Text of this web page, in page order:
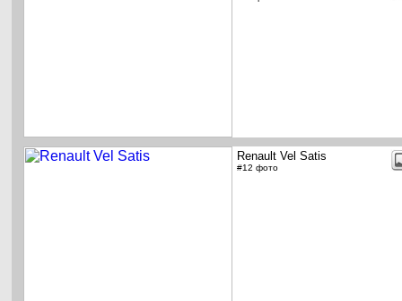
Renault Vel Satis
#12 фото